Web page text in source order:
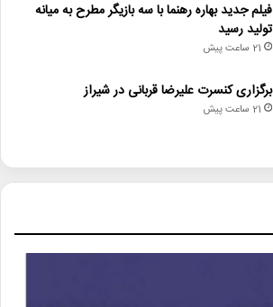
فیلم جدید بهاره رهنما با سه بازیگر مطرح به میانه
تولید رسید
21 ساعت پیش
برگزاری کنسرت علیرضا قربانی در شیراز
21 ساعت پیش